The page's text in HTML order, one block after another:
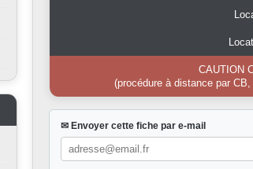
CAUTION
(procédure à distance par
✉ Envoyer cette fiche par e-mail